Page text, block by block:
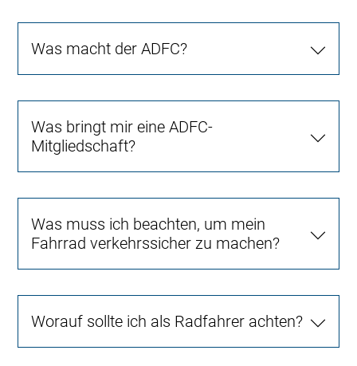
Was macht der ADFC?
Was bringt mir eine ADFC-
Mitgliedschaft?
Was muss ich beachten, um mein
Fahrrad verkehrssicher zu machen?
Worauf sollte ich als Radfahrer achten?